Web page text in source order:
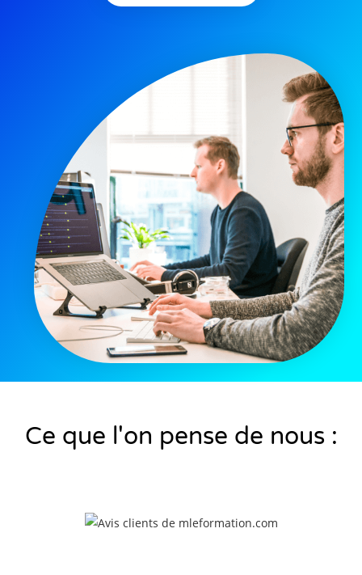
Ce que l'on pense de nous :